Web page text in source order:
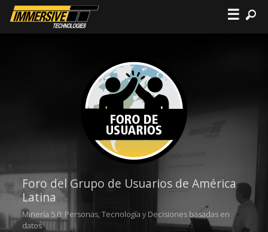
☰
Foro del Grupo de Usuarios de América
Latina
Minería 5.0: Personas, Tecnología y Decisiones basadas en
datos